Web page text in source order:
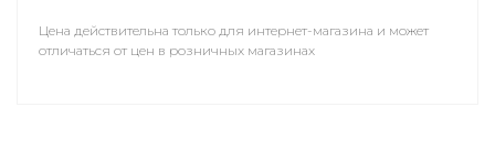
Цена действительна только для интернет-магазина и может
отличаться от цен в розничных магазинах